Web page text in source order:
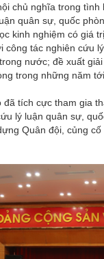
chủ nghĩa trong
quân sự, quốc
kinh nghiệm có giá
công tác nghiên cứu
nước; đề xuất
trong những năm
tích cực tham gia
lý luận quân sự,
Quân đội, củng